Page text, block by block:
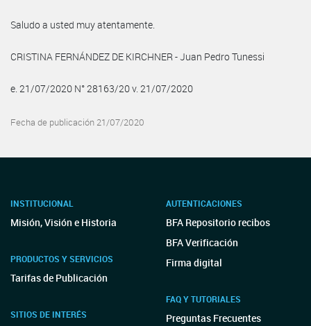
Saludo a usted muy atentamente.
CRISTINA FERNÁNDEZ DE KIRCHNER - Juan Pedro Tunessi
e. 21/07/2020 N° 28163/20 v. 21/07/2020
Fecha de publicación 21/07/2020
INSTITUCIONAL
Misión, Visión e Historia
PRODUCTOS Y SERVICIOS
Tarifas de Publicación
SITIOS DE INTERÉS
AUTENTICACIONES
BFA Repositorio recibos
BFA Verificación
Firma digital
FAQ Y TUTORIALES
Preguntas Frecuentes